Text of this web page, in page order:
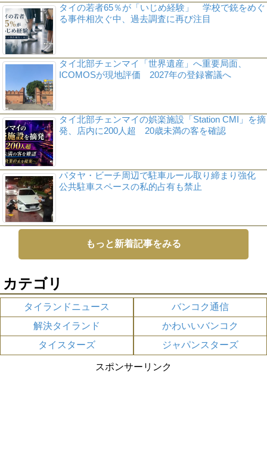
タイの若者65％が「いじめ経験」 学校で銃をめぐ
る事件相次ぐ中、過去調査に再び注目
タイ北部チェンマイ「世界遺産」へ重要局面、
ICOMOSが現地評価 2027年の登録審議へ
タイ北部チェンマイの娯楽施設「Station CMI」を摘
発、店内に200人超 20歳未満の客を確認
パタヤ・ビーチ周辺で駐車ルール取り締まり強化
公共駐車スペースの私的占有も禁止
もっと新着記事をみる
カテゴリ
タイランドニュース
バンコク通信
解決タイランド
かわいいバンコク
タイスターズ
ジャパンスターズ
スポンサーリンク